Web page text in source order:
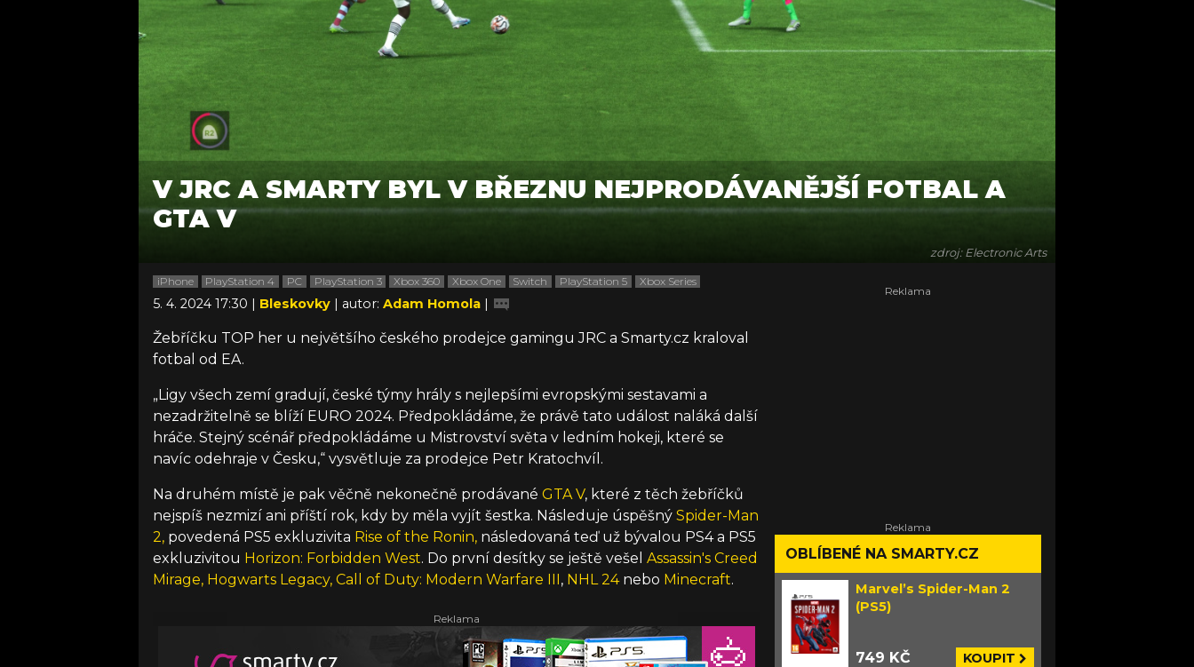
zdroj: Electronic Arts
V JRC A SMARTY BYL V BŘEZNU NEJPRODÁVANĚJŠÍ FOTBAL A
GTA V
iPhone PlayStation 4 PC PlayStation 3 Xbox 360 Xbox One Switch PlayStation 5 Xbox Series
5. 4. 2024 17:30 | Bleskovky | autor: Adam Homola |
Žebříčku TOP her u největšího českého prodejce gamingu JRC a Smarty.cz kraloval
fotbal od EA.
„Ligy všech zemí gradují, české týmy hrály s nejlepšími evropskými sestavami a
nezadržitelně se blíží EURO 2024. Předpokládáme, že právě tato událost naláká další
hráče. Stejný scénář předpokládáme u Mistrovství světa v ledním hokeji, které se
navíc odehraje v Česku,“ vysvětluje za prodejce Petr Kratochvíl.
Na druhém místě je pak věčně nekonečně prodávané GTA V, které z těch žebříčků
nejspíš nezmizí ani příští rok, kdy by měla vyjít šestka. Následuje úspěšný Spider-Man
2, povedená PS5 exkluzivita Rise of the Ronin, následovaná teď už bývalou PS4 a PS5
exkluzivitou Horizon: Forbidden West. Do první desítky se ještě vešel Assassin's Creed
Mirage, Hogwarts Legacy, Call of Duty: Modern Warfare III, NHL 24nebo Minecraft.
OBLÍBENÉ NA SMARTY.CZ
Marvel’s Spider-Man 2
(PS5)
749 KČ KOUPIT